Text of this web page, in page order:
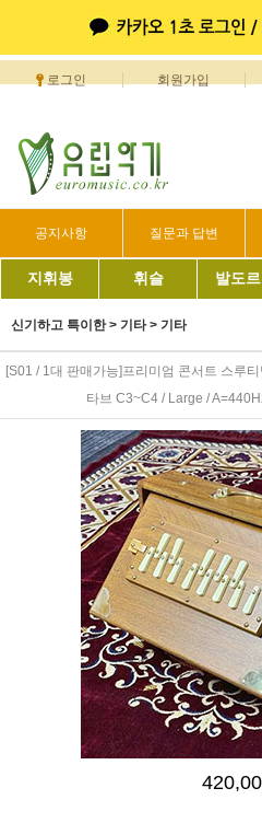
로그인 회원가입
공지사항 질문과 답변
지휘봉 휘슬 발도
신기하고 특이한> 기타> 기타
[S01 / 1대 판매가능]프리미엄 콘서트 스루
타브 C3~C4 / Large /